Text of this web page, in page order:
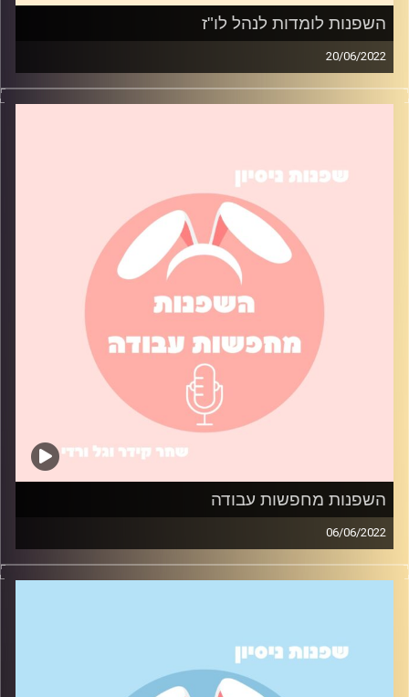
השפנות לומדות לנהל לו"ז
20/06/2022
איך אפשר לשלב בין לימודים, עבודה, מערכת יחסים וכל דבר
אחר בחיים מבלי לקרוס? בפרק ניסינו טיפים שעזרו לנו
קרדיט תמונות:שחר קידר וגל ורדי
השפנות מחפשות עבודה
06/06/2022
איך הצלחנו למצוא עבודה בתור סטודנטיות? בואו תשמעו על
התהליך שעברנו בחיפוש העבודה, ואיך גם תוכלו להגדיל את
קרדיט תמונות:שחר קידר וגל ורדי